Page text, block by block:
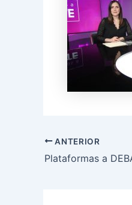
ANTERIOR
Plataformas a